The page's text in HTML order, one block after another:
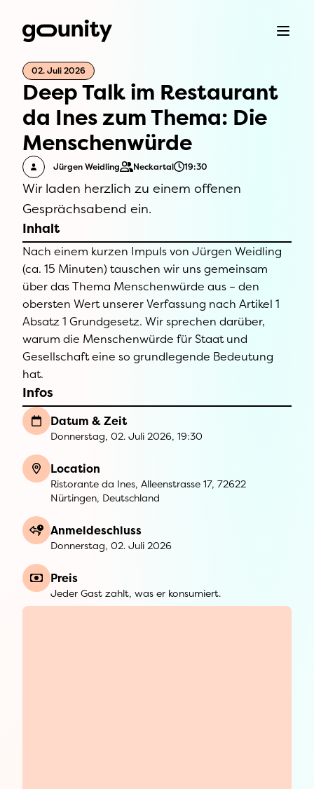
02. Juli 2026
Deep Talk im Restaurant
da Ines zum Thema: Die
Menschenwürde
Jürgen Weidling Neckartal 19:30
Wir laden herzlich zu einem offenen
Gesprächsabend ein.
Inhalt
Nach einem kurzen Impuls von Jürgen Weidling
(ca. 15 Minuten) tauschen wir uns gemeinsam
über das Thema Menschenwürde aus – den
obersten Wert unserer Verfassung nach Artikel 1
Absatz 1 Grundgesetz. Wir sprechen darüber,
warum die Menschenwürde für Staat und
Gesellschaft eine so grundlegende Bedeutung
hat.
Infos
Datum & Zeit
Donnerstag, 02. Juli 2026, 19:30
Location
Ristorante da Ines, Alleenstrasse 17, 72622
Nürtingen, Deutschland
Anmeldeschluss
Donnerstag, 02. Juli 2026
Preis
Jeder Gast zahlt, was er konsumiert.